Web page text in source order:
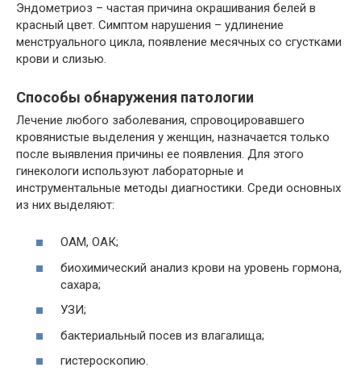
Эндометриоз – частая причина окрашивания белей в
красный цвет. Симптом нарушения – удлинение
менструального цикла, появление месячных со сгустками
крови и слизью.
Способы обнаружения патологии
Лечение любого заболевания, спровоцировавшего
кровянистые выделения у женщин, назначается только
после выявления причины ее появления. Для этого
гинекологи используют лабораторные и
инструментальные методы диагностики. Среди основных
из них выделяют:
ОАМ, ОАК;
биохимический анализ крови на уровень гормона,
сахара;
УЗИ;
бактериальный посев из влагалища;
гистероскопию.